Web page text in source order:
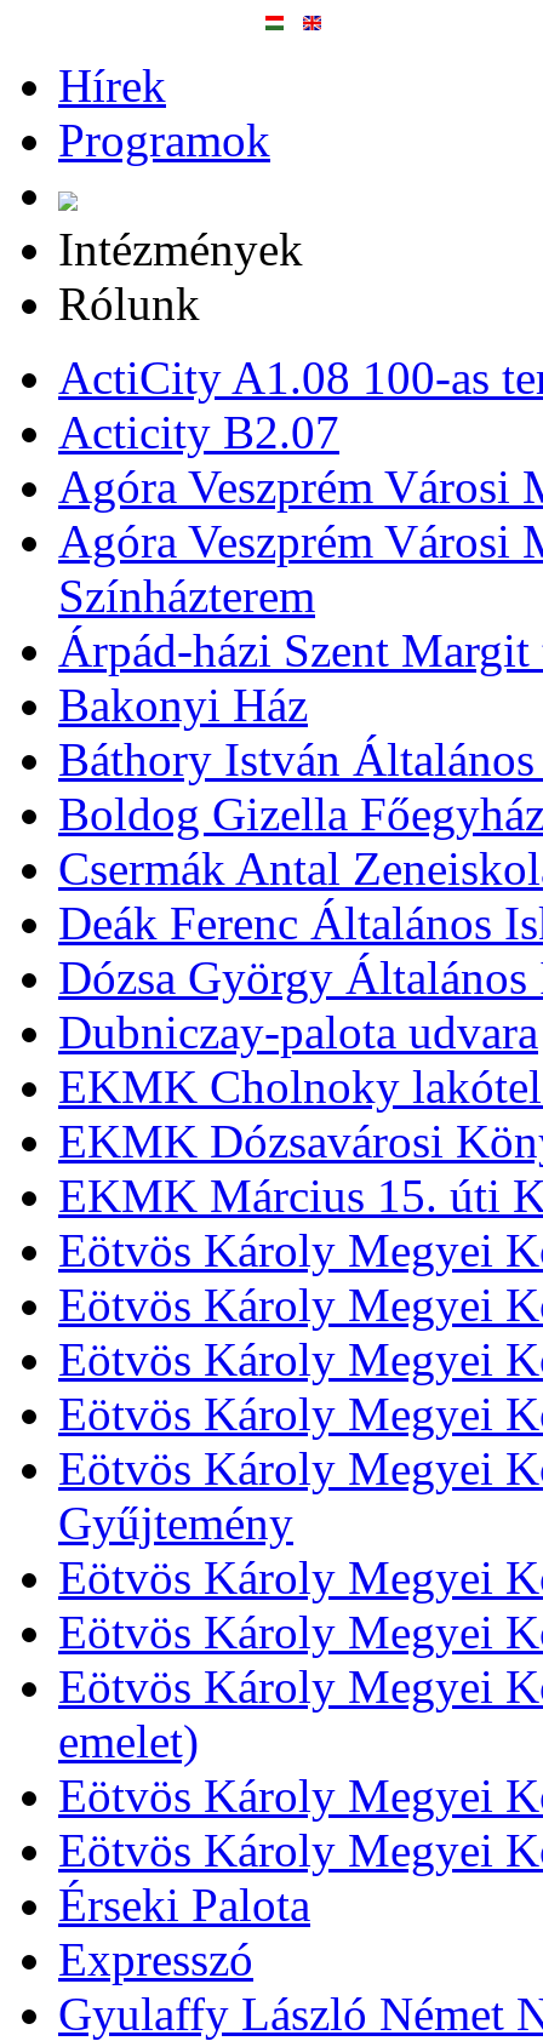
Hírek
Programok
Intézmények
Rólunk
ActiCity A1.08 100-as
Acticity B2.07
Agóra Veszprém Városi
Agóra Veszprém Városi
Színházterem
Árpád-házi Szent
Bakonyi Ház
Báthory István
Boldog Gizella
Csermák Antal
Deák Ferenc Általános
Dózsa György Általános
Dubniczay-palota udvara
EKMK Cholnoky
EKMK Dózsavárosi
EKMK Március 15. úti
Eötvös Károly Megyei
Eötvös Károly Megyei
Eötvös Károly Megyei
Eötvös Károly Megyei
Eötvös Károly Megyei
Gyűjtemény
Eötvös Károly Megyei
Eötvös Károly Megyei
Eötvös Károly Megyei
emelet)
Eötvös Károly Megyei
Eötvös Károly Megyei
Érseki Palota
Expresszó
Gyulaffy László Német